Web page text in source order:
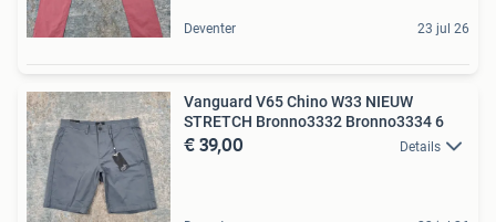
Deventer 23 jul 26
Vanguard V65 Chino W33 NIEUW
STRETCH Bronno3332 Bronno3334 6
€ 39,00 Details